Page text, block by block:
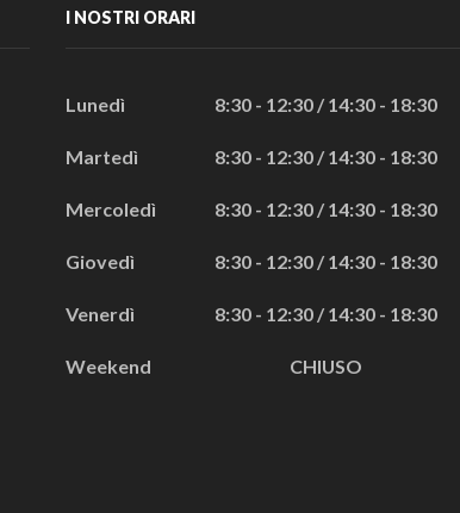
I NOSTRI ORARI
Lunedì 8:30 - 12:30 / 14:30 - 18:30
Martedì 8:30 - 12:30 / 14:30 - 18:30
Mercoledì 8:30 - 12:30 / 14:30 - 18:30
Giovedì 8:30 - 12:30 / 14:30 - 18:30
Venerdì 8:30 - 12:30 / 14:30 - 18:30
Weekend CHIUSO